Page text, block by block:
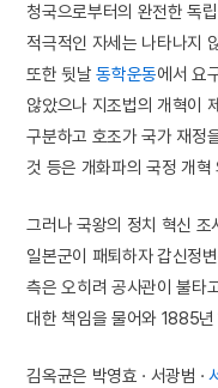
청국으로부터의 완전한 독
적극적인 자세는 나타나지
또한 뒷날동학운동에서 요
않았으나 지조법의 개혁이
구분하고 호조가 국가 재정
것 등은 개화파의 국정 개
그러나 국왕의 정치 혁신 조
일본군이 패퇴하자 갑신정
측은 오히려 공사관이 불타
대한 책임을 물어와 1885
김옥균은 박영효 · 서광범 ·